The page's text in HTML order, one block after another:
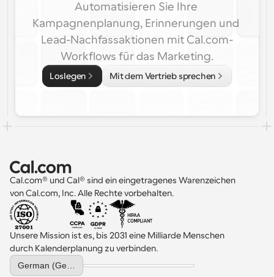
Automatisieren Sie Ihre
Kampagnenplanung, Erinnerungen und
Lead-Nachfassaktionen mit Cal.com-
Workflows für das Marketing.
Loslegen Mit dem Vertrieb sprechen
Cal.com® und Cal® sind ein eingetragenes Warenzeichen
von Cal.com, Inc. Alle Rechte vorbehalten.
Unsere Mission ist es, bis 2031 eine Milliarde Menschen
durch Kalenderplanung zu verbinden.
Select Language